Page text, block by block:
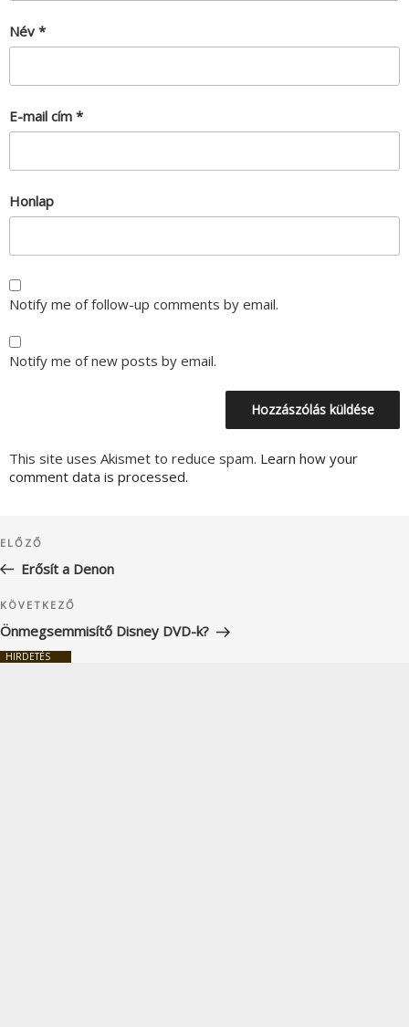
Név *
E-mail cím *
Honlap
Notify me of follow-up comments by email.
Notify me of new posts by email.
This site uses Akismet to reduce spam. Learn how your
comment data is processed.
navigáció
Korábbi
bejegyzés
ELŐZŐ
Erősít a Denon
Következő
bejegyzés
KÖVETKEZŐ
Önmegsemmisítő Disney DVD-k?
HIRDETÉS